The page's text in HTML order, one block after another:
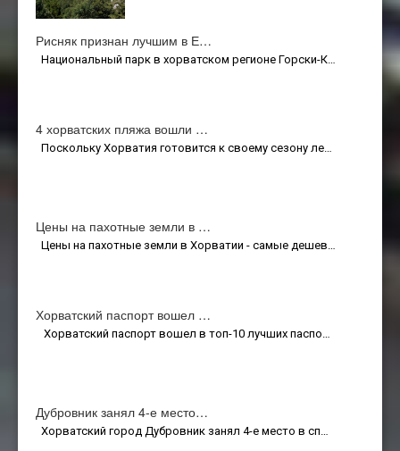
Рисняк признан лучшим в Е…
Национальный парк в хорватском регионе Горски-К…
4 хорватских пляжа вошли …
Поскольку Хорватия готовится к своему сезону ле…
Цены на пахотные земли в …
Цены на пахотные земли в Хорватии - самые дешев…
Хорватский паспорт вошел …
Хорватский паспорт вошел в топ-10 лучших паспо…
Дубровник занял 4-е место…
Хорватский город Дубровник занял 4-е место в сп…